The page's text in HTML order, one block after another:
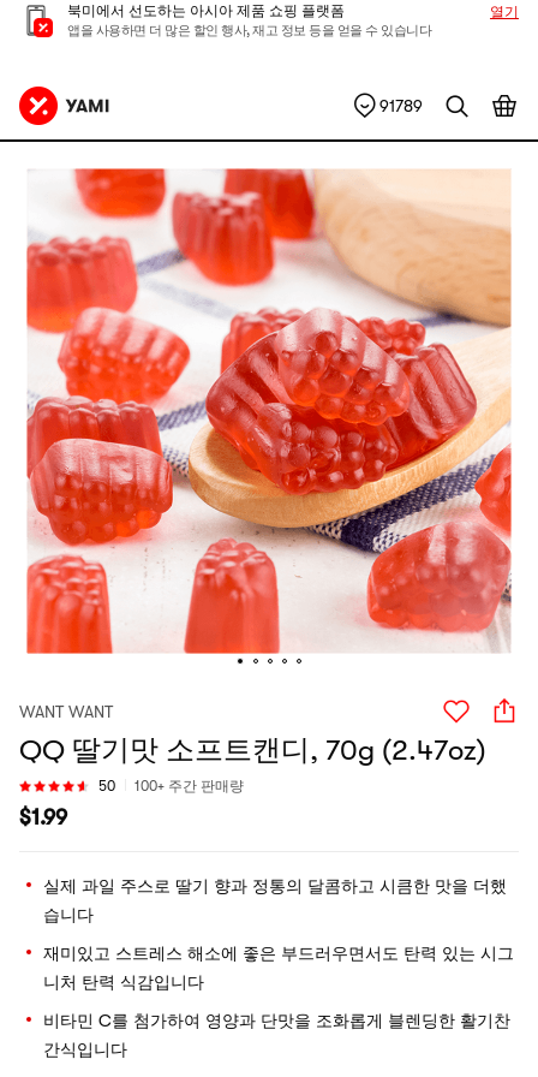
북미에서 선도하는 아시아 제품 쇼핑 플랫폼
앱을 사용하면 더 많은 할인 행사, 재고 정보 등을 얻을 수 있습니다
열기
91789
WANT WANT
QQ 딸기맛 소프트캔디, 70g (2.47oz)
50 100+ 주간 판매량
$1.99
실제 과일 주스로 딸기 향과 정통의 달콤하고 시큼한 맛을 더했
습니다
재미있고 스트레스 해소에 좋은 부드러우면서도 탄력 있는 시그
니처 탄력 식감입니다
비타민 C를 첨가하여 영양과 단맛을 조화롭게 블렌딩한 활기찬
간식입니다